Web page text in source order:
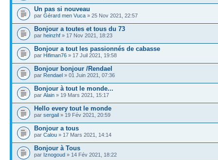
Un pas si nouveau
par Gérard men Vuca » 25 Nov 2021, 22:57
Bonjour a toutes et tous du 73
par heinzhf » 17 Nov 2021, 18:23
Bonjour a tout les passionnés de cabasse
par Hifiman76 » 17 Juil 2021, 19:58
Bonjour bonjour /Rendael
par Rendael » 01 Juin 2021, 07:36
Bonjour à tout le monde...
par Alain » 19 Mars 2021, 15:17
Hello every tout le monde
par sergail » 19 Fév 2021, 20:59
Bonjour a tous
par Calou » 17 Mars 2021, 14:14
Bonjour à Tous
par Iznogoud » 14 Fév 2021, 18:22